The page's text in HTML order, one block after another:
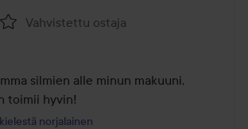
Vahvistettu ostaja
silmien alle minun makuuni,
toimii hyvin!
norjalainen